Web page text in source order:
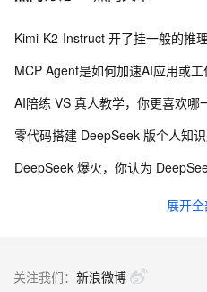
Kimi-K2-Instruct 开了挂一般的推
MCP Agent是如何加速AI应用或工
AI陪练 VS 真人教学，你更喜欢哪
零代码搭建 DeepSeek 版个人知识
大模型数据处理vs人工数据处理，
在阿里云OpenAPI调用通义千问报
展开
关注我们： 新浪微博